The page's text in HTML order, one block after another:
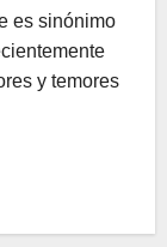
es sinónimo
y temores